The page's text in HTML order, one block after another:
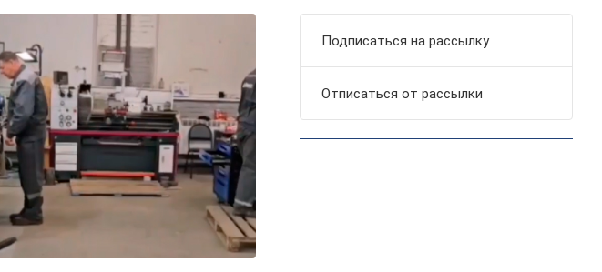
Подписаться на рассылку
Отписаться от рассылки